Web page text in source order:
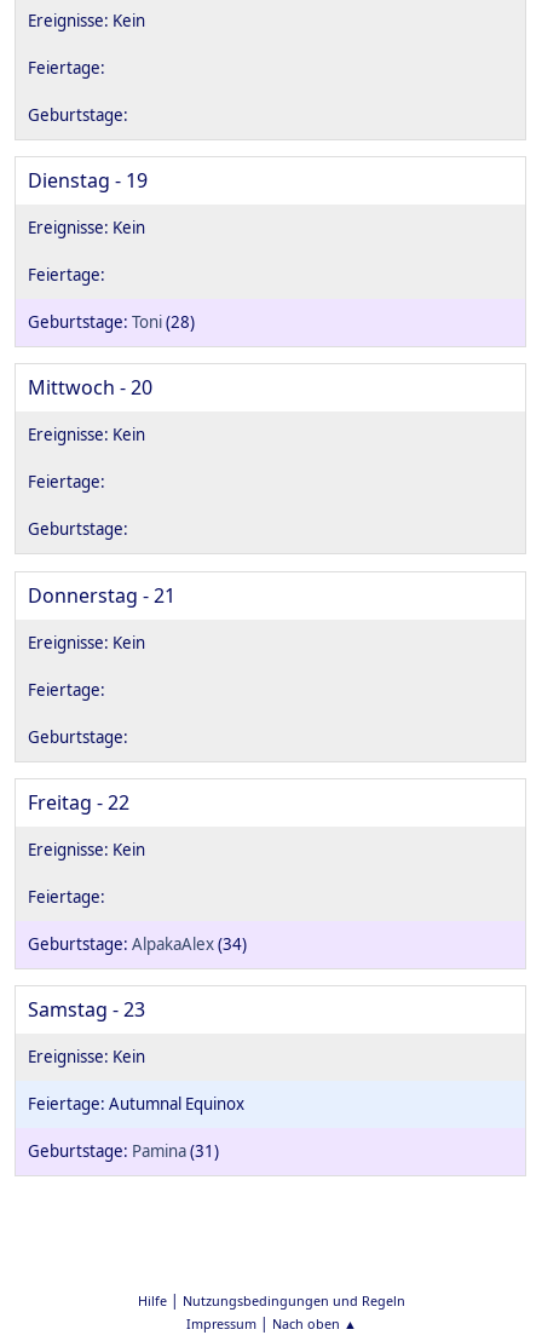
Dienstag - 19
Toni(28)
Mittwoch - 20
Donnerstag - 21
Freitag - 22
AlpakaAlex(34)
Samstag - 23
Autumnal Equinox
Pamina(31)
Hilfe| Nutzungsbedingungen und Regeln
Impressum| Nach oben ▲